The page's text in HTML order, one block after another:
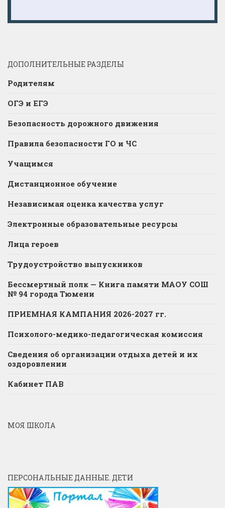
ДОПОЛНИТЕЛЬНЫЕ РАЗДЕЛЫ
Родителям
ОГЭ и ЕГЭ
Безопасность дорожного движения
Правила безопасности ГО и ЧС
Учащимся
Дистанционное обучение
Независимая оценка качества услуг
Электронные образовательные ресурсы
Лица героев
Трудоустройство выпускников
Бессмертный полк — Книга памяти МАОУ СОШ
№ 94 города Тюмени
ПРИЕМНАЯ КАМПАНИЯ 2026-2027 гг.
Психолого-медико-педагогическая комиссия
Сведения об организации отдыха детей и их
оздоровлении
Кабинет ПАВ
МОЯ ШКОЛА
ПЕРСОНАЛЬНЫЕ ДАННЫЕ. ДЕТИ